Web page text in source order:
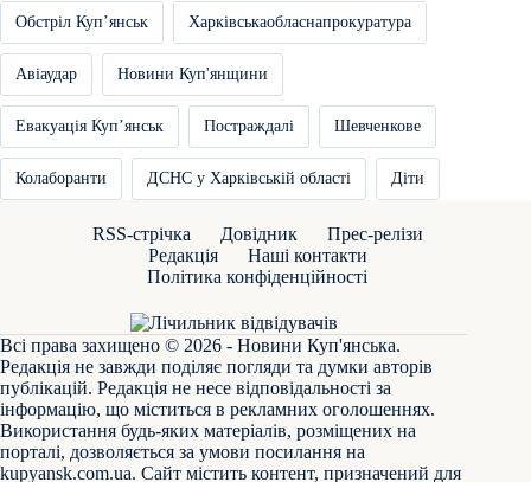
Обстріл Купʼянськ Харківськаобласнапрокуратура
Авіаудар Новини Куп'янщини
Евакуація Купʼянськ Постраждалі Шевченкове
Колаборанти ДСНС у Харківській області Діти
RSS-стрічка Довідник
Прес-релізи
Редакція
Наші контакти
Політика конфіденційності
Всі права захищено © 2026 - Новини Куп'янська.
Редакція не завжди поділяє погляди та думки авторів
публікацій. Редакція не несе відповідальності за
інформацію, що міститься в рекламних оголошеннях.
Використання будь-яких матеріалів, розміщених на
порталі, дозволяється за умови посилання на
kupyansk.com.ua. Сайт містить контент, призначений для